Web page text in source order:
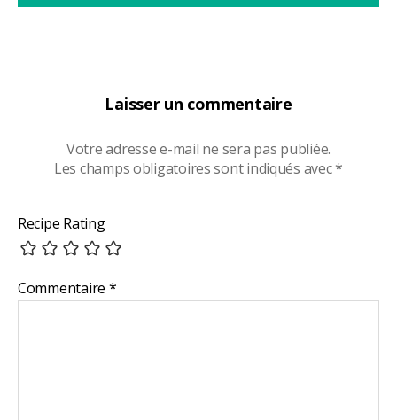
Laisser un commentaire
Votre adresse e-mail ne sera pas publiée.
Les champs obligatoires sont indiqués avec*
Recipe Rating
Commentaire *